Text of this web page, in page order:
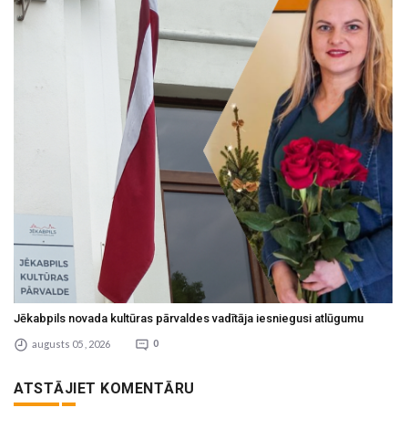
Jēkabpils novada kultūras pārvaldes vadītāja iesniegusi atlūgumu
augusts 05 , 2026 0
ATSTĀJIET KOMENTĀRU